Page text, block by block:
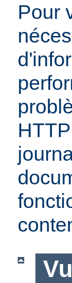
Pour